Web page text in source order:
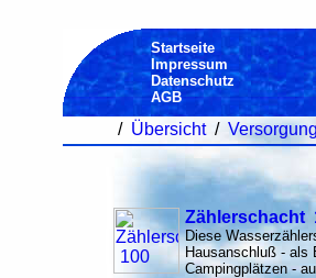
Startseite
Impressum
Datenschutz
AGB
/ Übersicht/ Versorgung
Zählerschacht
Diese
Hausanschluß - als
Campingplätzen -